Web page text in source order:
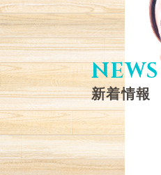
NEWS
新着情報